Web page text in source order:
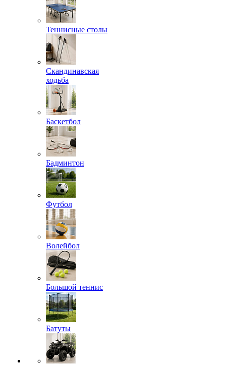
Теннисные столы
Скандинавская
ходьба
Баскетбол
Бадминтон
Футбол
Волейбол
Большой теннис
Батуты